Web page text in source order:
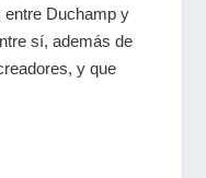
entre Duchamp y
sí, además de
y que